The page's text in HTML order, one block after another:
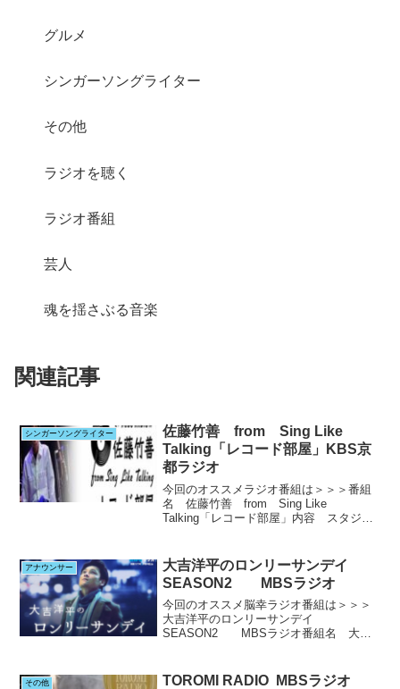
グルメ
シンガーソングライター
その他
ラジオを聴く
ラジオ番組
芸人
魂を揺さぶる音楽
関連記事
シンガーソングライター
佐藤竹善 from Sing Like
Talking「レコード部屋」KBS京
都ラジオ
今回のオススメラジオ番組は＞＞＞番組
名 佐藤竹善 from Sing Like
Talking「レコード部屋」内容 スタジオ
他 静岡SBSラジオ 毎週月曜日 18...
アナウンサー
大吉洋平のロンリーサンデイ
SEASON2 MBSラジオ
今回のオススメ脳幸ラジオ番組は＞＞＞
大吉洋平のロンリーサンデイ
SEASON2 MBSラジオ番組名 大吉
回放送広告放送局MBSラジオ 初回放送
その他 TOROMI RADIO MBSラジオ